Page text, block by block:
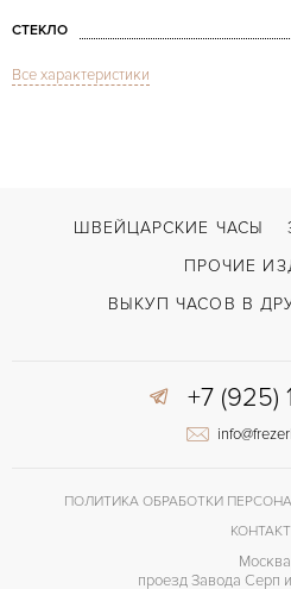
СТЕКЛО
МОДЕЛЬ
ДЛИНА БРАСЛЕТА, ДЛИННАЯ СТОРОНА
Все характеристики
ШВЕЙЦАРСКИЕ ЧАСЫ
ПРОЧИЕ
ВЫКУП ЧАСОВ В
+7 (925)
ПОЛИТИКА ОБРАБОТКИ
проезд Завода Серп